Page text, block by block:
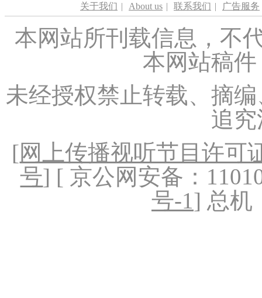
关于我们 | About us | 联系我们 | 广告服务
本网站所刊载信息，不
本网站稿
未经授权禁止转载、摘
追
[网上传播视听节目许可
号] [ 京公网安备：
号-1] 总机